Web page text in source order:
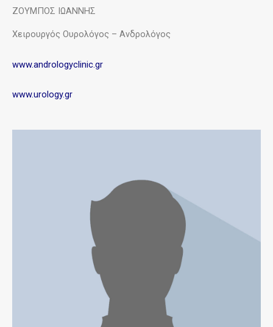
ΖΟΥΜΠΟΣ ΙΩΑΝΝΗΣ
Χειρουργός Ουρολόγος – Ανδρολόγος
www.andrologyclinic.gr
www.urology.gr